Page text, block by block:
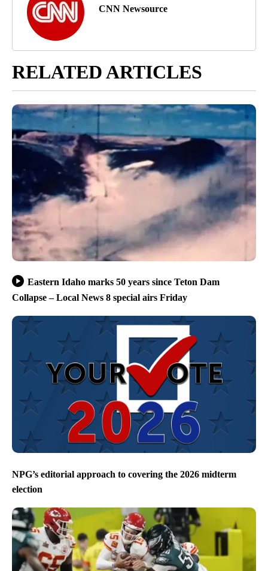
CNN Newsource
RELATED ARTICLES
Eastern Idaho marks 50 years since Teton Dam
Collapse – Local News 8 special airs Friday
NPG’s editorial approach to covering the 2026 midterm
election